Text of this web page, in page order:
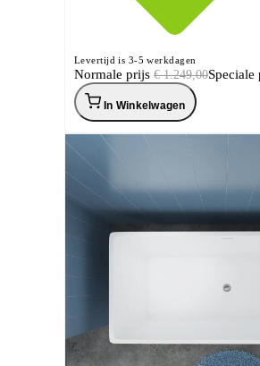
Levertijd is 3-5 werkdagen
Speciale
Normale prijs € 1.249,00
In Winkelwagen